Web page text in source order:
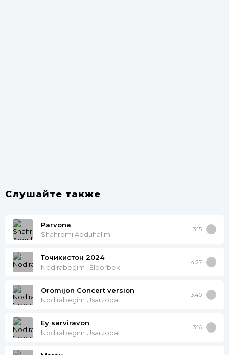
Слушайте также
Parvona
Shahromi Abduhalim
3:15
Точикистон 2024
Nodirabegim , Eldorbek
4:27
Oromijon Concert version
Nodirabegim Usarzoda
3:40
Ey sarviravon
Nodirabegim Usarzoda
3:16